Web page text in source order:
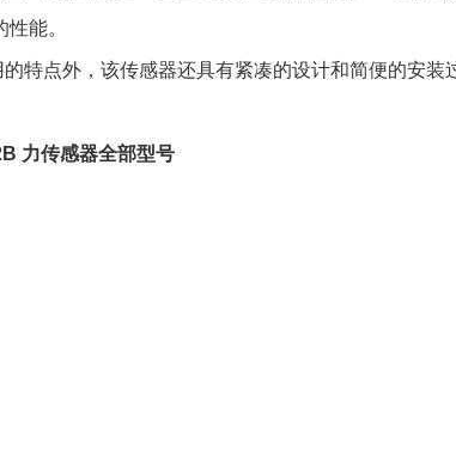
能。
的特点外，该传感器还具有紧凑的设计和简便的安
力传感器全部型号